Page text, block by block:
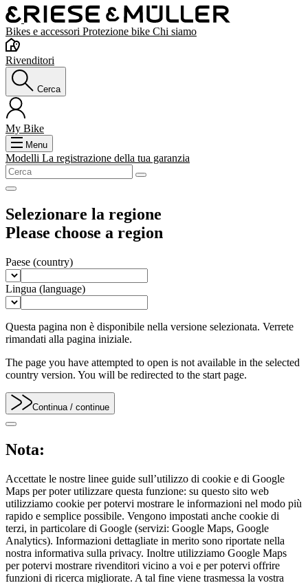
Bikes e accessori Protezione bike Chi siamo
Rivenditori
Cerca
My Bike
Menu
Modelli La registrazione della tua garanzia
Selezionare la regione
Please choose a region
Paese (country)
Lingua (language)
Questa pagina non è disponibile nella versione selezionata. Verrete
rimandati alla pagina iniziale.
The page you have attempted to open is not available in the selected
country version. You will be redirected to the start page.
Continua / continue
Nota:
Accettate le nostre linee guide sull’utilizzo di cookie e di Google
Maps per poter utilizzare questa funzione: su questo sito web
utilizziamo cookie per potervi mostrare le informazioni nel modo più
rapido e semplice possibile. Vengono impostati anche cookie di
terzi, in particolare di Google (servizi: Google Maps, Google
Analytics). Informazioni dettagliate in merito sono riportate nella
nostra informativa sulla privacy. Inoltre utilizziamo Google Maps
per potervi mostrare rivenditori vicino a voi e per potervi offrire
funzioni di ricerca migliorate. A tal fine viene trasmessa la vostra